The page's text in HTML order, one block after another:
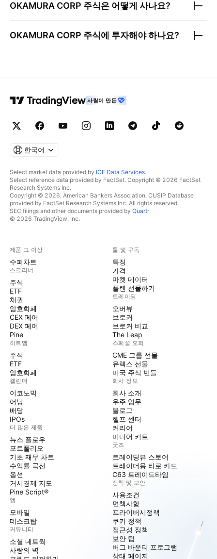
OKAMURA CORP 주식은 어떻게 사나요?
OKAMURA CORP 주식에 투자해야 하나요?
사람이 만든
한국어
Select market data provided by ICE Data Services.
Select reference data provided by FactSet. Copyright © 2026 FactSet
Research Systems Inc.
Copyright © 2026, American Bankers Association. CUSIP Database
provided by FactSet Research Systems Inc. All rights reserved.
SEC filings and other documents provided by Quartr.
© 2026 TradingView, Inc.
제품 그 이상
수퍼차트
스크리너
주식
ETF
채권
암호화폐
CEX 페어
DEX 페어
Pine
히트맵
주식
ETF
암호화폐
캘린더
이코노믹
어닝
배당
IPOs
더 많은 제품
뉴스 플로우
포트폴리오
기초 재무 차트
수익률 곡선
옵션
거시경제 지도
Pine Script®
앱
모바일
데스크탑
커뮤니티
소셜 네트웍
사랑의 벽
툴 및 구독
특징
가격
마켓 데이터
플랜 선물하기
트레이딩
오버뷰
브로커
브로커 비교
The Leap
스페셜 오퍼
CME 그룹 선물
유렉스 선물
미국 주식 번들
회사 정보
회사 소개
우주 임무
블로그
헬프 센터
커리어
미디어 키트
굿즈
트레이딩뷰 스토어
트레이더용 타로 카드
C63 트레이드타임
정책 및 보안
사용조건
면책사항
프라이버시정책
쿠키 정책
접근성 정책
보안 팁
버그 바운티 프로그램
상태 페이지